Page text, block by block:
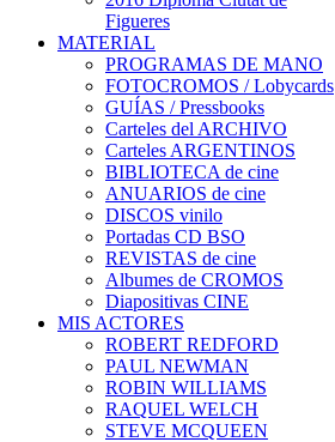
Figueres
MATERIAL
PROGRAMAS DE MANO
FOTOCROMOS / Lobycards
GUÍAS / Pressbooks
Carteles del ARCHIVO
Carteles ARGENTINOS
BIBLIOTECA de cine
ANUARIOS de cine
DISCOS vinilo
Portadas CD BSO
REVISTAS de cine
Albumes de CROMOS
Diapositivas CINE
MIS ACTORES
ROBERT REDFORD
PAUL NEWMAN
ROBIN WILLIAMS
RAQUEL WELCH
STEVE MCQUEEN